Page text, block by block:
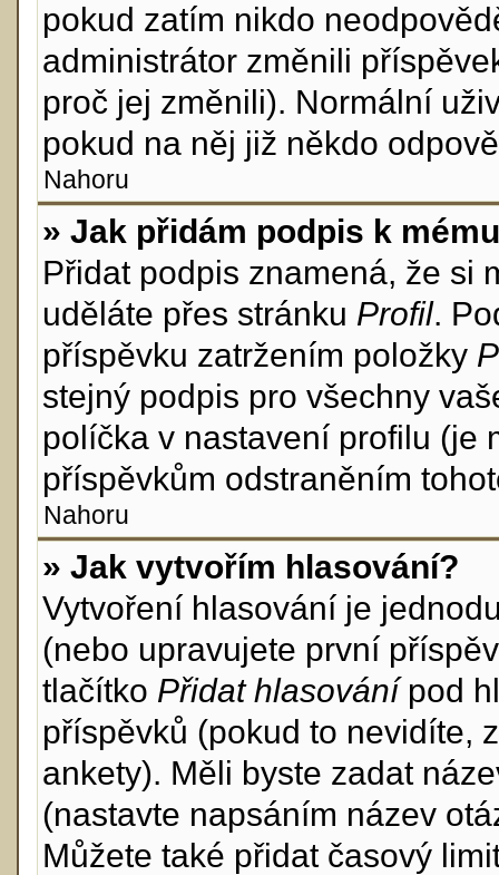
pokud zatím nikdo
administrátor změnili
proč jej změnili). Normální
pokud na něj již někdo
Nahoru
» Jak přidám podpis k
Přidat podpis znamená, že si
uděláte přes stránku Profil.
příspěvku zatržením položky
stejný podpis pro všechny
políčka v nastavení profilu (je
příspěvkům odstraněním
Nahoru
» Jak vytvořím hlasování?
Vytvoření hlasování je
(nebo upravujete první
tlačítko Přidat hlasovánípod
příspěvků (pokud to nevidíte,
ankety). Měli byste zadat
(nastavte napsáním název
Můžete také přidat časový